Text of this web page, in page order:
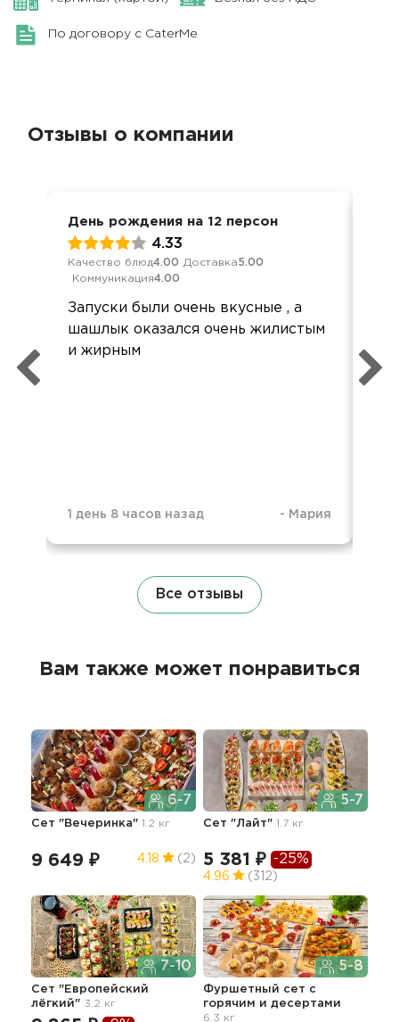
По договору с CaterMe
Отзывы о компании
День рождения на 12 персон
4.33
Качество блюд4.00 Доставка5.00
Коммуникация4.00
Запуски были очень вкусные , а
шашлык оказался очень жилистым
и жирным
1 день 8 часов назад - Мария
Все отзывы
Вам также может понравиться
6-7
Сет "Вечеринка" 1.2 кг
9 649 ₽ 4.18 (2)
5-7
Сет "Лайт" 1.7 кг
5 381 ₽ -25%
4.96 (312)
7-10
Сет "Европейский
лёгкий" 3.2 кг
5-8
Фуршетный сет с
горячим и десертами
6.3 кг